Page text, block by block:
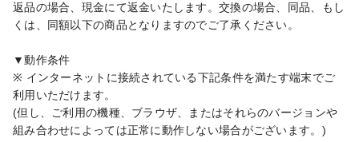
返品の場合、現金にて返金いたします。交換の場合、同品、もし
くは、同額以下の商品となりますのでご了承ください。
▼動作条件
※ インターネットに接続されている下記条件を満たす端末でご
利用いただけます。
(但し、ご利用の機種、ブラウザ、またはそれらのバージョンや
組み合わせによっては正常に動作しない場合がございます。)